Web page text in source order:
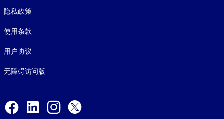
隐私政策
使用条款
用户协议
无障碍访问版
Facebook
LinkedInInstagram